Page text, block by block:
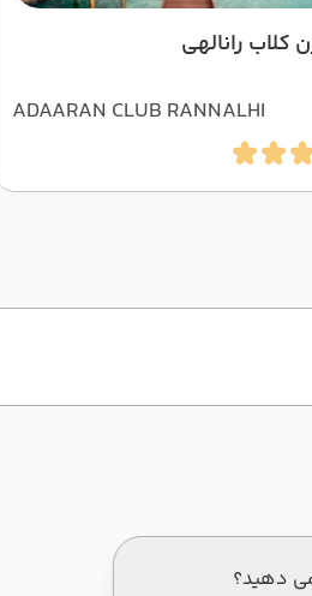
کلاب رانالهی
ADAARAN CLUB RANNALHI
دهید؟